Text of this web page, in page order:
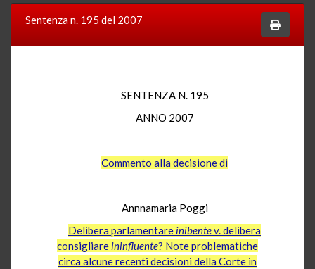
Sentenza n. 195 del 2007
SENTENZA N. 195
ANNO 2007
Commento alla decisione di
Annnamaria Poggi
Delibera parlamentareinibentev. delibera
consigliareininfluente? Note problematiche
circa alcune recenti decisioni della Corte in